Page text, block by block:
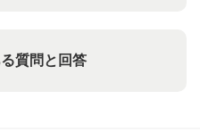
質問と回答